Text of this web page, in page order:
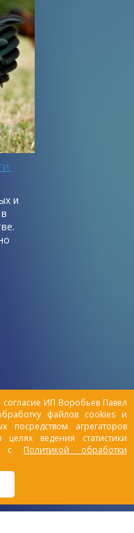
ИП Воробьев Павел
файлов cookies и
посредством агрегаторов
целях ведения статистики
с Политикой обработки
и